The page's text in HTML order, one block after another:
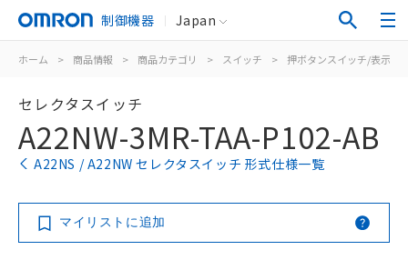
制御機器 Japan
ホーム > 商品情報 > 商品カテゴリ > スイッチ > 押ボタンスイッチ/表示灯
セレクタスイッチ
A22NW-3MR-TAA-P102-AB
A22NS / A22NW セレクタスイッチ 形式仕様一覧
マイリストに追加